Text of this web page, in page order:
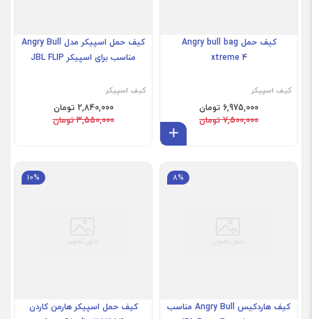
کیف حمل Angry bull bag
xtreme 4
کیف اسپیکر
6,975,000 تومان
7,500,000 تومان
کیف حمل اسپیکر مدل Angry Bull
مناسب برای اسپیکر JBL FLIP
کیف اسپیکر
2,840,000 تومان
3,550,000 تومان
8%
برای اسپیکر JBL BoomBox
10%
کیف حمل اسپیکر هارمن کاردن